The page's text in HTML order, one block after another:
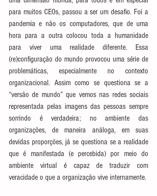
para muitos CEOs, passou a ser um desafio. Foi a
pandemia e não os computadores, que de uma
hora para a outra colocou toda a humanidade
para viver uma realidade diferente. Essa
(re)configuração do mundo provocou uma série de
problemáticas, especialmente no contexto
organizacional. Assim como se questiona se a
“versão de mundo” que vemos nas redes sociais
representada pelas imagens das pessoas sempre
sorrindo é verdadeira; no ambiente das
organizações, de maneira análoga, em suas
devidas proporções, já se questiona se a realidade
que é manifestada (e percebida) por meio do
ambiente virtual é capaz de traduzir com
veracidade o que a organização vive internamente.